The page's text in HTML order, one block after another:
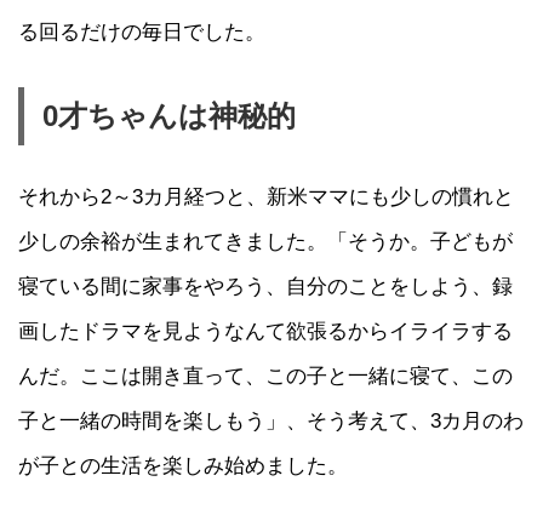
る回るだけの毎日でした。
0才ちゃんは神秘的
それから2～3カ月経つと、新米ママにも少しの慣れと
少しの余裕が生まれてきました。「そうか。子どもが
寝ている間に家事をやろう、自分のことをしよう、録
画したドラマを見ようなんて欲張るからイライラする
んだ。ここは開き直って、この子と一緒に寝て、この
子と一緒の時間を楽しもう」、そう考えて、3カ月のわ
が子との生活を楽しみ始めました。